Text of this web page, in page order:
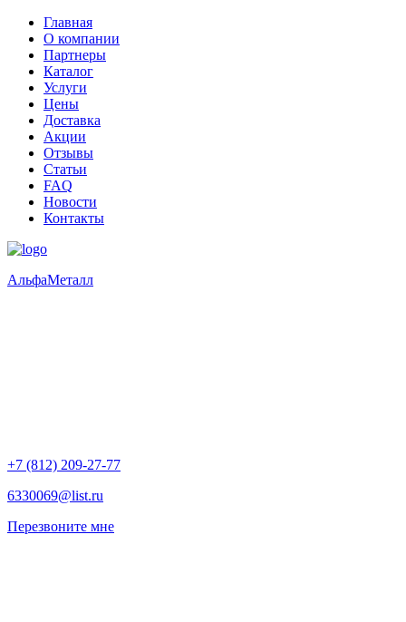
Главная
О компании
Партнеры
Каталог
Услуги
Цены
Доставка
Акции
Отзывы
Статьи
FAQ
Новости
Контакты
АльфаМеталл
+7 (812) 209-27-77
6330069@list.ru
Перезвоните мне